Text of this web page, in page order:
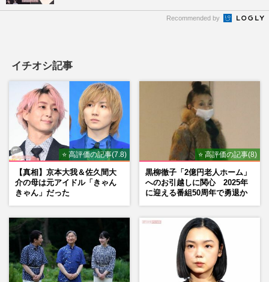
Recommended by
イチオシ記事
⭐ 高評価の記事(7.8)
【真相】京本大我＆佐久間大
介の母は元アイドル「きゃん
きゃん」だった
⭐ 高評価の記事(8)
黒柳徹子「2億円老人ホーム」
へのお引越しに関心 2025年
に迎える番組50周年で勇退か